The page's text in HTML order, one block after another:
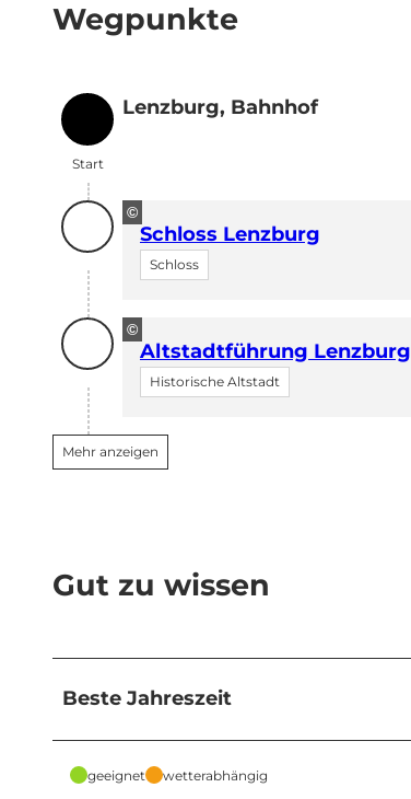
Wegpunkte
Start
Start
Lenzburg, Bahnhof
©
Schloss Lenzburg
Schloss
©
Altstadtführung Lenzburg
Historische Altstadt
Mehr anzeigen
Gut zu wissen
Beste Jahreszeit
geeignet wetterabhängig